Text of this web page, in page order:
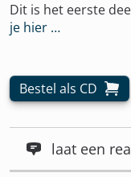
Dit is het eerste
je hier …
Bestel als CD
laat een